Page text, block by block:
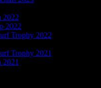
2022
2022
Trophy 2022
Trophy 2021
2021